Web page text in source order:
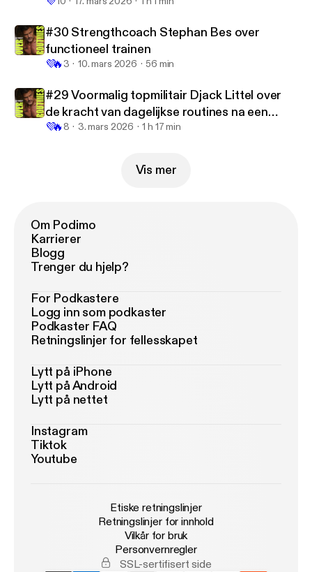
#30 Strengthcoach Stephan Bes over
functioneel trainen
💜🔥 3 10. mars 2026 56 min
#29 Voormalig topmilitair Djack Littel over
de kracht van dagelijkse routines na een
ernstig ongeluk
💜🔥8 3. mars 2026 1 h 17 min
Vis mer
Om Podimo
Karrierer
Blogg
Trenger du hjelp?
For Podkastere
Logg inn som podkaster
Podkaster FAQ
Retningslinjer for fellesskapet
Lytt på iPhone
Lytt på Android
Lytt på nettet
Instagram
Tiktok
Youtube
Etiske retningslinjer
Retningslinjer for innhold
Vilkår for bruk
Personvernregler
SSL-sertifisert side